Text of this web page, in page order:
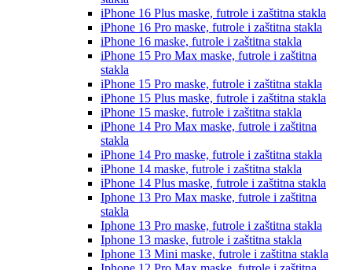
iPhone 16 Plus maske, futrole i zaštitna stakla
iPhone 16 Pro maske, futrole i zaštitna stakla
iPhone 16 maske, futrole i zaštitna stakla
iPhone 15 Pro Max maske, futrole i zaštitna
stakla
iPhone 15 Pro maske, futrole i zaštitna stakla
iPhone 15 Plus maske, futrole i zaštitna stakla
iPhone 15 maske, futrole i zaštitna stakla
iPhone 14 Pro Max maske, futrole i zaštitna
stakla
iPhone 14 Pro maske, futrole i zaštitna stakla
iPhone 14 maske, futrole i zaštitna stakla
iPhone 14 Plus maske, futrole i zaštitna stakla
Iphone 13 Pro Max maske, futrole i zaštitna
stakla
Iphone 13 Pro maske, futrole i zaštitna stakla
Iphone 13 maske, futrole i zaštitna stakla
Iphone 13 Mini maske, futrole i zaštitna stakla